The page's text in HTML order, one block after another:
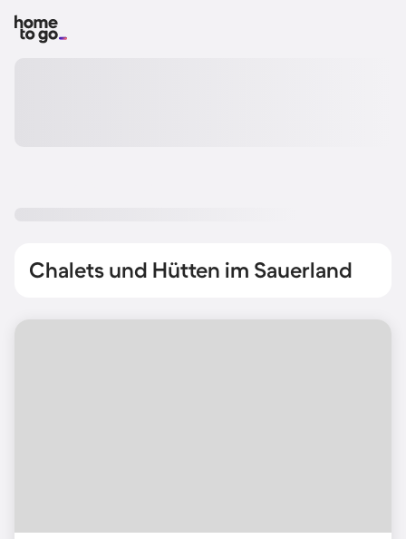
Chalets und Hütten im Sauerland